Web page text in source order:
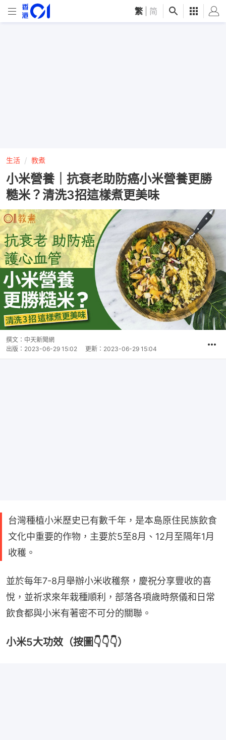
繁 简
生活 教煮
小米營養｜抗衰老助防癌小米營養更勝
糙米？清洗3招這樣煮更美味
撰文： 中天新聞網
出版： 2023-06-29 15:02 更新： 2023-06-29 15:04
台灣種植小米歷史已有數千年，是本島原住民族飲食
文化中重要的作物，主要於5至8月、12月至隔年1月
收穫。
並於每年7-8月舉辦小米收穫祭，慶祝分享豐收的喜
悅，並祈求來年栽種順利，部落各項歲時祭儀和日常
飲食都與小米有著密不可分的關聯。
小米5大功效（按圖👇👇👇）